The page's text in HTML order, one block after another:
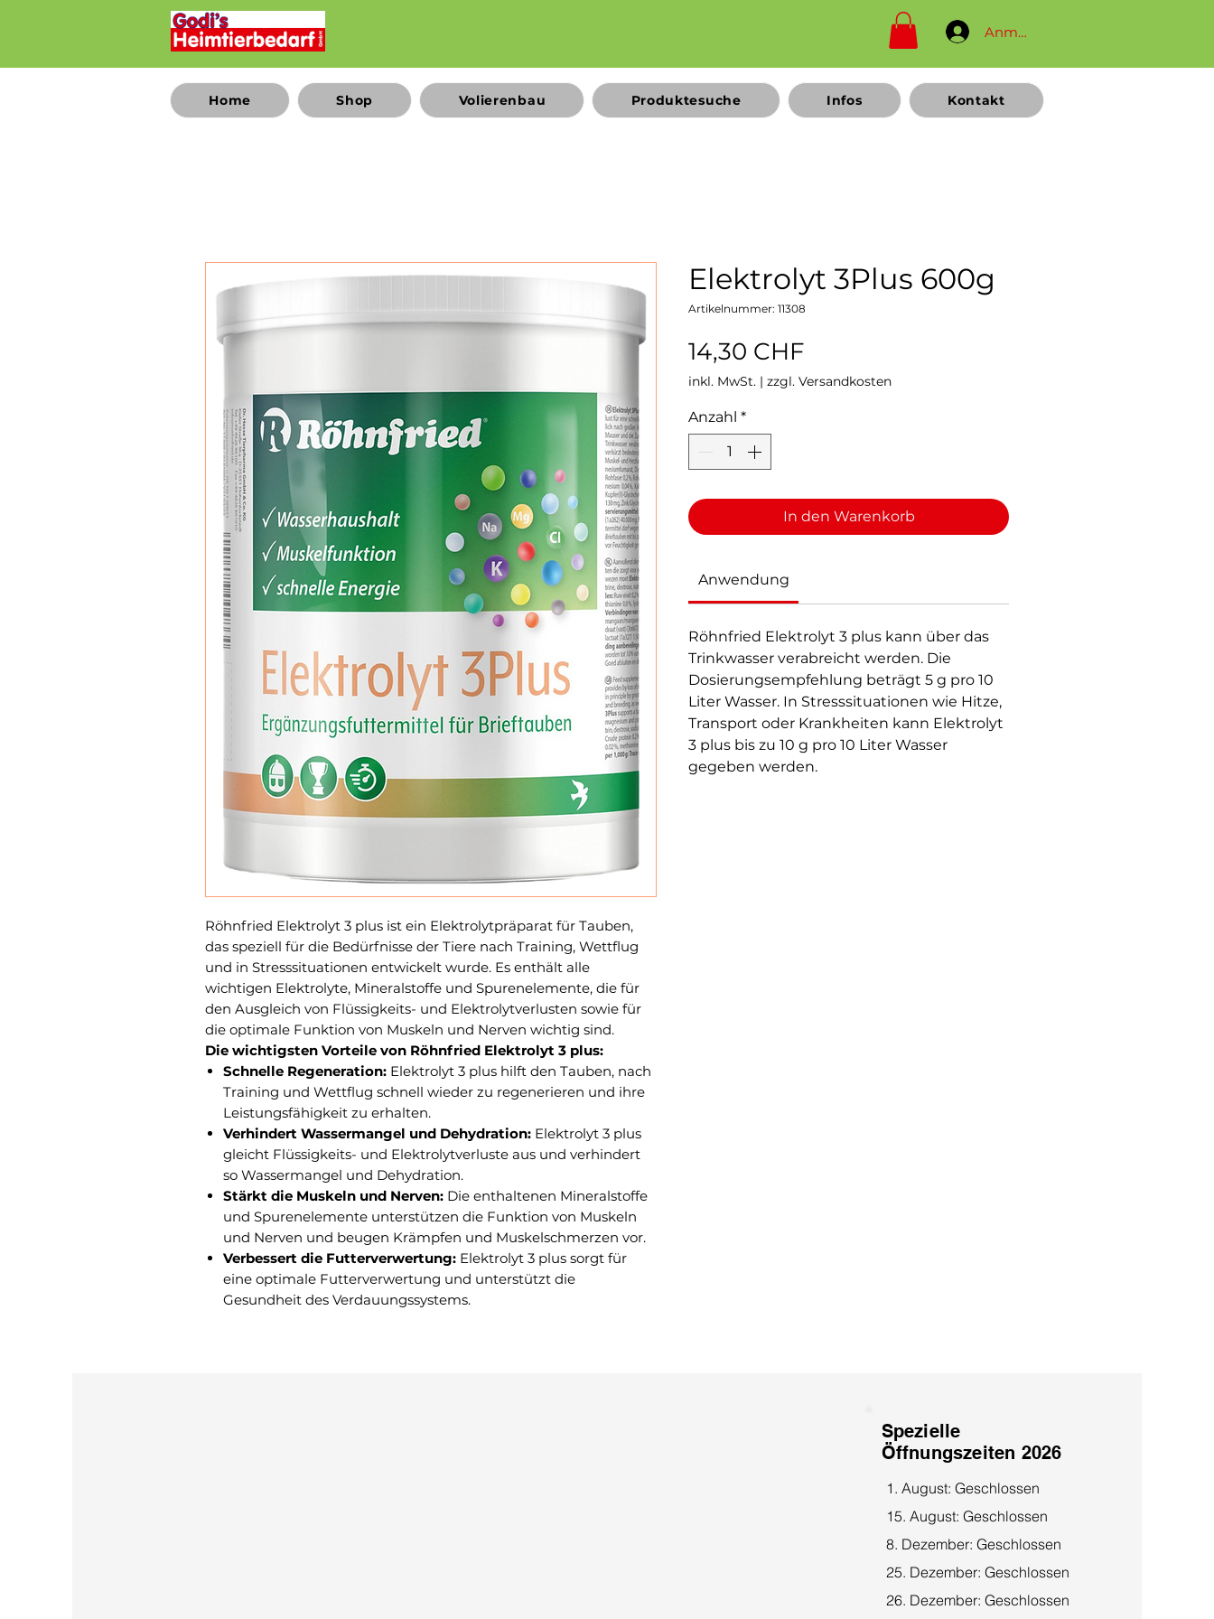
Anmelden
Home Shop Volierenbau Produktesuche Infos Kontakt
Röhnfried Elektrolyt 3 plus ist ein Elektrolytpräparat für Tauben,
das speziell für die Bedürfnisse der Tiere nach Training, Wettflug
und in Stresssituationen entwickelt wurde. Es enthält alle
wichtigen Elektrolyte, Mineralstoffe und Spurenelemente, die für
den Ausgleich von Flüssigkeits- und Elektrolytverlusten sowie für
die optimale Funktion von Muskeln und Nerven wichtig sind.
Die wichtigsten Vorteile von Röhnfried Elektrolyt 3 plus:
Schnelle Regeneration: Elektrolyt 3 plus hilft den Tauben, nach
Training und Wettflug schnell wieder zu regenerieren und ihre
Leistungsfähigkeit zu erhalten.
Verhindert Wassermangel und Dehydration: Elektrolyt 3 plus
gleicht Flüssigkeits- und Elektrolytverluste aus und verhindert
so Wassermangel und Dehydration.
Stärkt die Muskeln und Nerven: Die enthaltenen Mineralstoffe
und Spurenelemente unterstützen die Funktion von Muskeln
und Nerven und beugen Krämpfen und Muskelschmerzen vor.
Verbessert die Futterverwertung: Elektrolyt 3 plus sorgt für
eine optimale Futterverwertung und unterstützt die
Gesundheit des Verdauungssystems.
Elektrolyt 3Plus 600g
Artikelnummer: 11308
14,30 CHFPreis
inkl. MwSt. | zzgl. Versandkosten
Anzahl *
In den Warenkorb
Anwendung
Röhnfried Elektrolyt 3 plus kann über das
Trinkwasser verabreicht werden. Die
Dosierungsempfehlung beträgt 5 g pro 10
Liter Wasser. In Stresssituationen wie Hitze,
Transport oder Krankheiten kann Elektrolyt
3 plus bis zu 10 g pro 10 Liter Wasser
gegeben werden.
Spezielle
Öffnungszeiten 2026
1. August: Geschlossen
15. August: Geschlossen
8. Dezember: Geschlossen
25. Dezember: Geschlossen
26. Dezember: Geschlossen